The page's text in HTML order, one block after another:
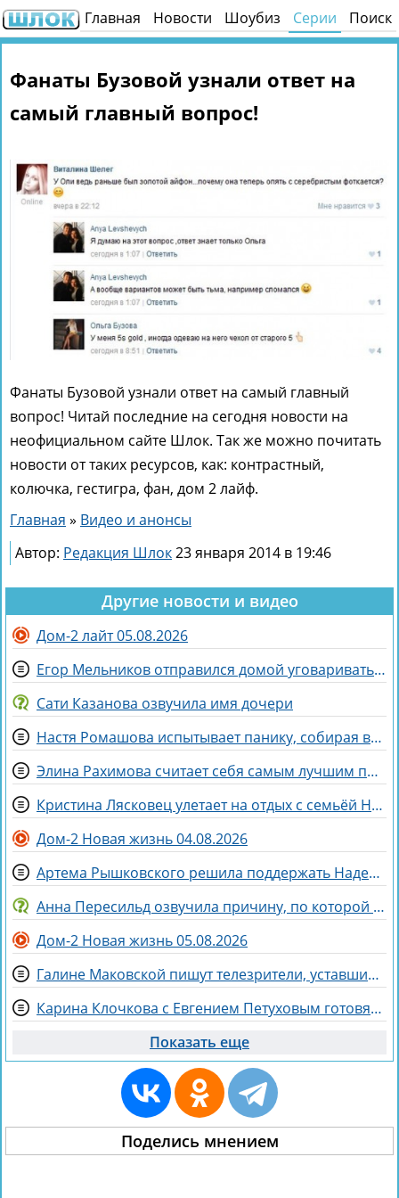
Главная Новости Шоубиз Серии Поиск
Фанаты Бузовой узнали ответ на
самый главный вопрос!
Фанаты Бузовой узнали ответ на самый главный
вопрос! Читай последние на сегодня новости на
неофициальном сайте Шлок. Так же можно почитать
новости от таких ресурсов, как: контрастный,
колючка, гестигра, фан, дом 2 лайф.
Главная » Видео и анонсы
Автор: Редакция Шлок23 января 2014 в 19:46
Другие новости и видео
Дом-2 лайт 05.08.2026
Егор Мельников отправился домой уговаривать родителей на знакомство с Вероникой Гракович
Сати Казанова озвучила имя дочери
Настя Ромашова испытывает панику, собирая вещи для родов в Бразилии
Элина Рахимова считает себя самым лучшим подарком на день рождения
Кристина Лясковец улетает на отдых с семьёй Никиты Гуранды
Дом-2 Новая жизнь 04.08.2026
Артема Рышковского решила поддержать Надежда Ермакова
Анна Пересильд озвучила причину, по которой она выбрала курс Дарьи Мороз
Дом-2 Новая жизнь 05.08.2026
Галине Маковской пишут телезрители, уставшие от Элины Рахимовой
Карина Клочкова с Евгением Петуховым готовятся к «Китайским каникулам»
Показать еще
Поделись мнением